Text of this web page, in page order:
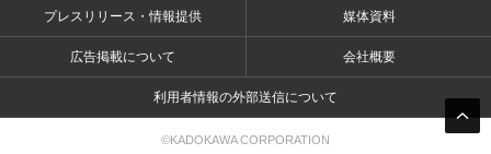
プレスリリース・情報提供 媒体資料
広告掲載について 会社概要
利用者情報の外部送信について
©KADOKAWA CORPORATION